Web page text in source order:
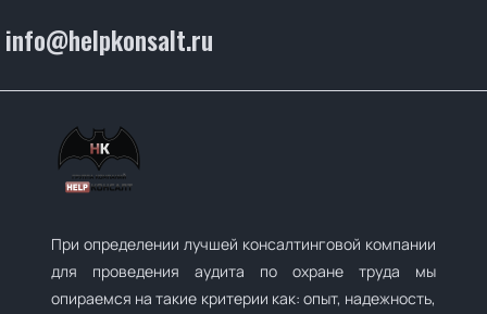
info@helpkonsalt.ru
При определении лучшей консалтинговой компании
для проведения аудита по охране труда мы
опираемся на такие критерии как: опыт, надежность,